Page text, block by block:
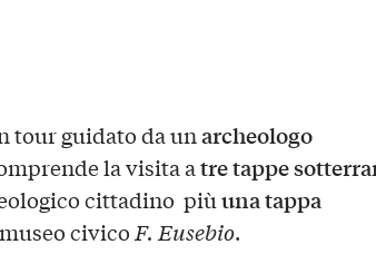
tour guidato da unarcheologo
la visita atre tappe
cittadino piùuna tappa
civicoF. Eusebio.